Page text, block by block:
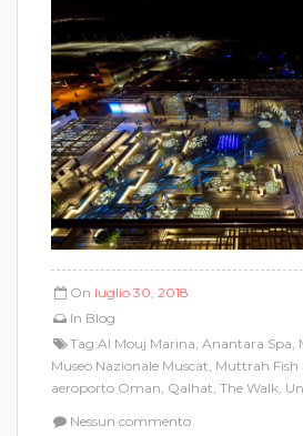
On luglio 30, 2018
In Blog
Tag:Al Mouj Marina, Anantara Spa,
Museo Nazionale Muscat, Muttrah Fish
aeroporto Oman, Qalhat, The Walk,
Nessun commento